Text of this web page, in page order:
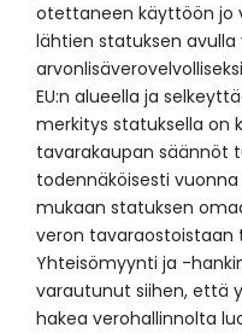
otettaneen käyttöön jo
lähtien statuksen
EU:n alueella ja
merkitys statuksella on
tavarakaupan säännöt
todennäköisesti vuonna
mukaan statuksen
veron tavaraostoistaan
Yhteisömyynti ja -
varautunut siihen, että
hakea verohallinnolta